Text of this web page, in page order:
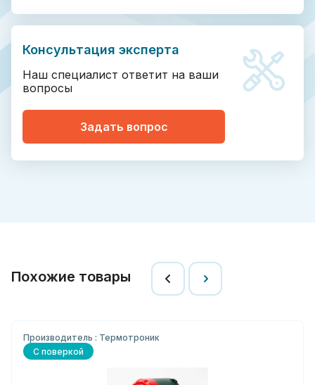
Консультация эксперта
Наш специалист ответит на ваши
вопросы
Задать вопрос
Похожие товары
Производитель : Термотроник
С поверкой